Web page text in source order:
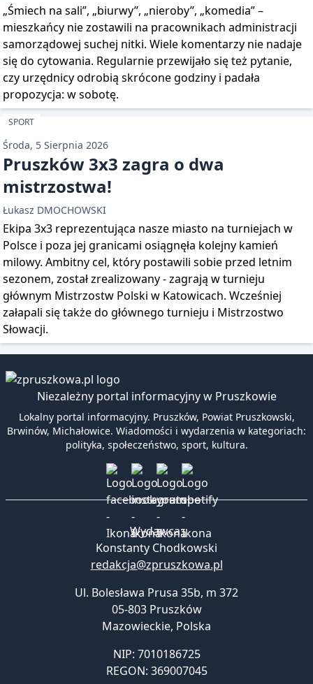
„Śmiech na sali”, „biurwy”, „nieroby”, „komedia” –
mieszkańcy nie zostawili na pracownikach administracji
samorządowej suchej nitki. Wiele komentarzy nie nadaje
się do cytowania. Regularnie przewijało się też pytanie,
czy urzędnicy odrobią skrócone godziny i padała
propozycja: w sobotę.
SPORT
Środa, 5 Sierpnia 2026
Pruszków 3x3 zagra o dwa
mistrzostwa!
Łukasz DMOCHOWSKI
Ekipa 3x3 reprezentująca nasze miasto na turniejach w
Polsce i poza jej granicami osiągnęła kolejny kamień
milowy. Ambitny cel, który postawili sobie przed letnim
sezonem, został zrealizowany - zagrają w turnieju
głównym Mistrzostw Polski w Katowicach. Wcześniej
załapali się także do głównego turnieju i Mistrzostwo
Słowacji.
Niezależny portal informacyjny w Pruszkowie
Lokalny portal informacyjny. Pruszków, Powiat Pruszkowski,
Brwinów, Michałowice. Wiadomości i wydarzenia w kategoriach:
polityka, społeczeństwo, sport, kultura.
Wydawca:
Konstanty Chodkowski
redakcja@zpruszkowa.pl
Ul. Bolesława Prusa 35b, m 372
05-803 Pruszków
Mazowieckie, Polska
NIP: 7010186725
REGON: 369007045